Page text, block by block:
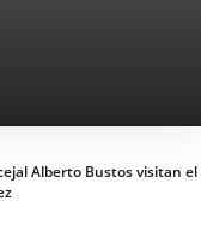
Alberto Bustos visitan el